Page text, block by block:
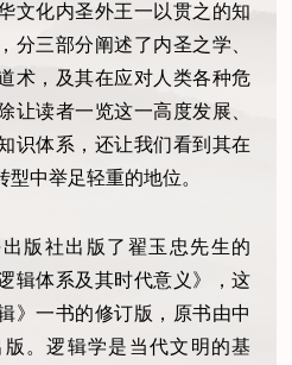
文化内圣外王一以贯之的知
三部分阐述了内圣之学、
术，及其在应对人类各种危
让读者一览这一高度发展、
识体系，还让我们看到其在
中举足轻重的地位。
出版社出版了翟玉忠先生的
辑体系及其时代意义》，这
》一书的修订版，原书由中
。逻辑学是当代文明的基